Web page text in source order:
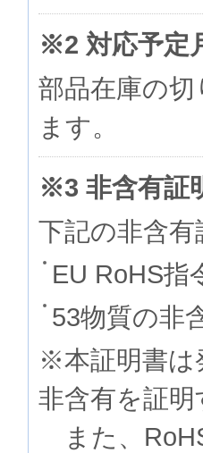
※2 対応予定
部品在庫の
ます。
※3 非含有証
下記の非含
EU RoHS指
53物質の非
※本証明書は
非含有を証
また、